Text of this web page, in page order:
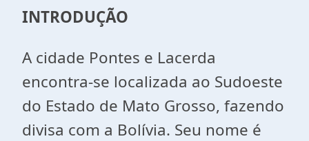
INTRODUÇÃO
A cidade Pontes e Lacerda
encontra-se localizada ao Sudoeste
do Estado de Mato Grosso, fazendo
divisa com a Bolívia. Seu nome é